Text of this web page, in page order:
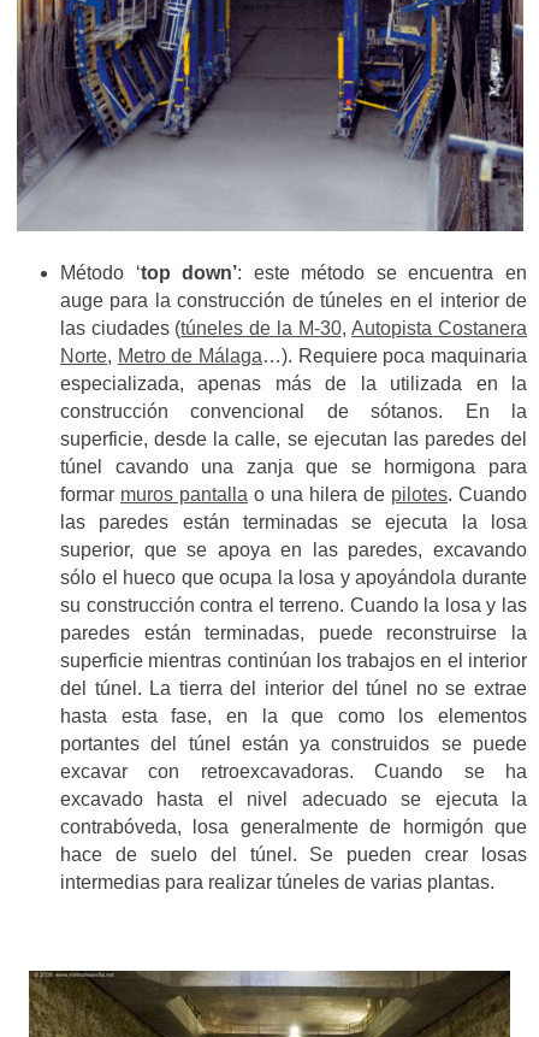
Método ‘top down’: este método se encuentra en
auge para la construcción de túneles en el interior de
las ciudades (túneles de la M-30,Autopista Costanera
Norte, Metro de Málaga…). Requiere poca maquinaria
especializada, apenas más de la utilizada en la
construcción convencional de sótanos. En la
superficie, desde la calle, se ejecutan las paredes del
túnel cavando una zanja que se hormigona para
formar muros pantalla o una hilera de pilotes. Cuando
las paredes están terminadas se ejecuta la losa
superior, que se apoya en las paredes, excavando
sólo el hueco que ocupa la losa y apoyándola durante
su construcción contra el terreno. Cuando la losa y las
paredes están terminadas, puede reconstruirse la
superficie mientras continúan los trabajos en el interior
del túnel. La tierra del interior del túnel no se extrae
hasta esta fase, en la que como los elementos
portantes del túnel están ya construidos se puede
excavar con retroexcavadoras. Cuando se ha
excavado hasta el nivel adecuado se ejecuta la
contrabóveda, losa generalmente de hormigón que
hace de suelo del túnel. Se pueden crear losas
intermedias para realizar túneles de varias plantas.